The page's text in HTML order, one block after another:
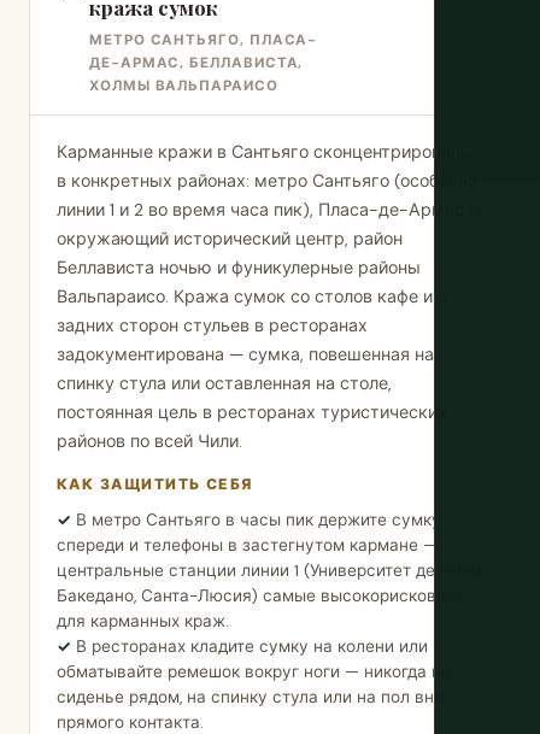
кража сумок
МЕТРО САНТЬЯГО, ПЛАСА-
ДЕ-АРМАС, БЕЛЛАВИСТА,
ХОЛМЫ ВАЛЬПАРАИСО
Карманные кражи в Сантьяго сконцентрированы
в конкретных районах: метро Сантьяго (особенно
линии 1 и 2 во время часа пик), Пласа-де-Армас и
окружающий исторический центр, район
Беллависта ночью и фуникулерные районы
Вальпараисо. Кража сумок со столов кафе и с
задних сторон стульев в ресторанах
задокументирована — сумка, повешенная на
спинку стула или оставленная на столе,
постоянная цель в ресторанах туристических
районов по всей Чили.
КАК ЗАЩИТИТЬ СЕБЯ
В метро Сантьяго в часы пик держите сумку
спереди и телефоны в застегнутом кармане —
центральные станции линии 1 (Университет де Чили,
Бакедано, Санта-Люсия) самые высокорисковые
для карманных краж.
В ресторанах кладите сумку на колени или
обматывайте ремешок вокруг ноги — никогда на
сиденье рядом, на спинку стула или на пол вне
прямого контакта.